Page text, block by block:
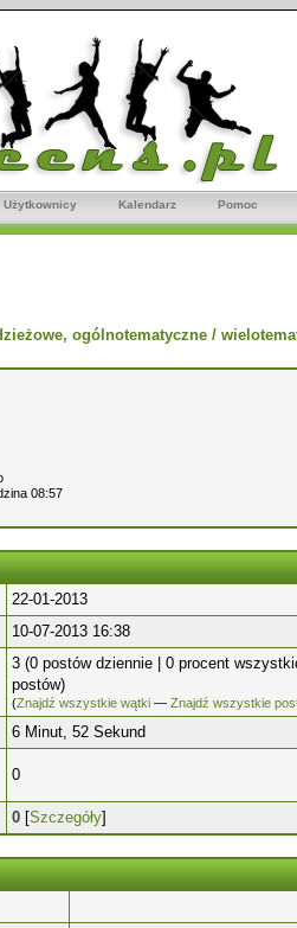
Użytkownicy Kalendarz Pomoc
ogólnotematyczne /
08:57
22-01-2013
10-07-2013 16:38
3 (0 postów dziennie | 0 procent
postów)
(Znajdź wszystkie wątki — Znajdź wszystkie
6 Minut, 52 Sekund
0
0 [Szczegóły]